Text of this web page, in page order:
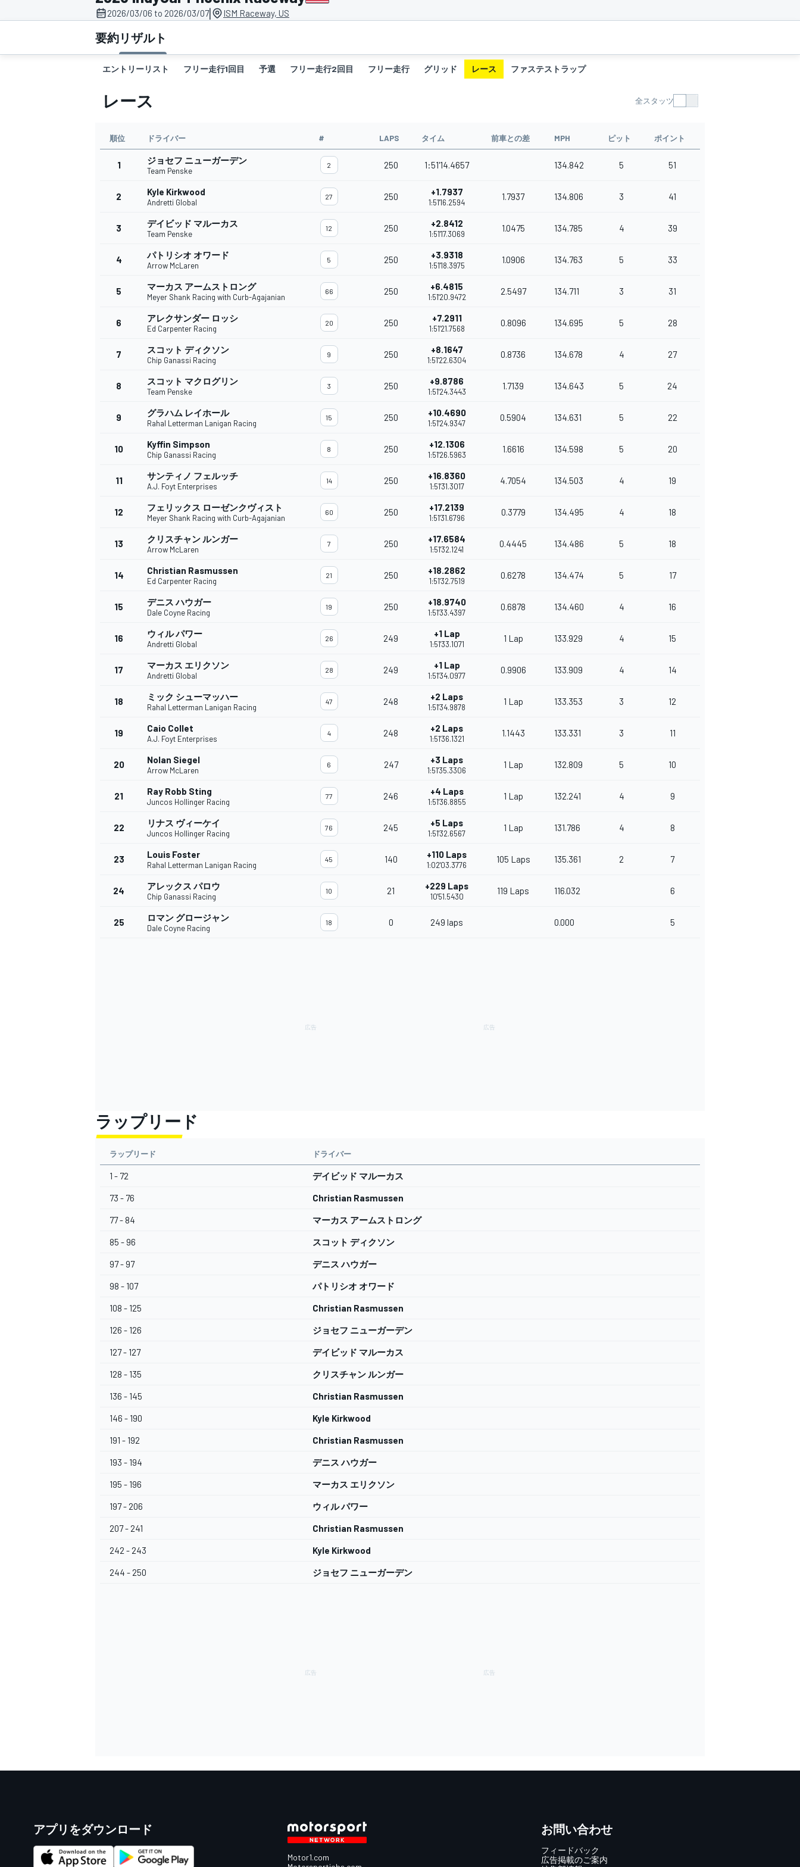
スーパーフォーミュラ
スーパーGT
フォーミュラE
2026/03/06 to 2026/03/07| ISM Raceway, US
要約リザルト
エントリーリスト フリー走行1回目 予選 フリー走行2回目 フリー走行 グリッド レース ファステストラップ
レース 全スタッツ
順位 ドライバー # LAPS タイム 前車との差 MPH ピット ポイント
1 ジョセフ ニューガーデン
Team Penske
2 250 1:51'14.4657 134.842 5 51
2 Kyle Kirkwood
Andretti Global
27 250 +1.7937
1:51'16.2594
1.7937 134.806 3 41
3 デイビッド マルーカス
Team Penske
12 250 +2.8412
1:51'17.3069
1.0475 134.785 4 39
4 パトリシオ オワード
Arrow McLaren
5 250 +3.9318
1:51'18.3975
1.0906 134.763 5 33
5 マーカス アームストロング
Meyer Shank Racing with Curb-Agajanian
66 250 +6.4815
1:51'20.9472
2.5497 134.711 3 31
6 アレクサンダー ロッシ
Ed Carpenter Racing
20 250 +7.2911
1:51'21.7568
0.8096 134.695 5 28
7 スコット ディクソン
Chip Ganassi Racing
9 250 +8.1647
1:51'22.6304
0.8736 134.678 4 27
8 スコット マクログリン
Team Penske
3 250 +9.8786
1:51'24.3443
1.7139 134.643 5 24
9 グラハム レイホール
Rahal Letterman Lanigan Racing
15 250 +10.4690
1:51'24.9347
0.5904 134.631 5 22
10 Kyffin Simpson
Chip Ganassi Racing
8 250 +12.1306
1:51'26.5963
1.6616 134.598 5 20
11 サンティノ フェルッチ
A.J. Foyt Enterprises
14 250 +16.8360
1:51'31.3017
4.7054 134.503 4 19
12 フェリックス ローゼンクヴィスト
Meyer Shank Racing with Curb-Agajanian
60 250 +17.2139
1:51'31.6796
0.3779 134.495 4 18
13 クリスチャン ルンガー
Arrow McLaren
7 250 +17.6584
1:51'32.1241
0.4445 134.486 5 18
14 Christian Rasmussen
Ed Carpenter Racing
21 250 +18.2862
1:51'32.7519
0.6278 134.474 5 17
15 デニス ハウガー
Dale Coyne Racing
19 250 +18.9740
1:51'33.4397
0.6878 134.460 4 16
16 ウィル パワー
Andretti Global
26 249 +1 Lap
1:51'33.1071
1 Lap 133.929 4 15
17 マーカス エリクソン
Andretti Global
28 249 +1 Lap
1:51'34.0977
0.9906 133.909 4 14
18 ミック シューマッハー
Rahal Letterman Lanigan Racing
47 248 +2 Laps
1:51'34.9878
1 Lap 133.353 3 12
19 Caio Collet
A.J. Foyt Enterprises
4 248 +2 Laps
1:51'36.1321
1.1443 133.331 3 11
20 Nolan Siegel
Arrow McLaren
6 247 +3 Laps
1:51'35.3306
1 Lap 132.809 5 10
21 Ray Robb Sting
Juncos Hollinger Racing
77 246 +4 Laps
1:51'36.8855
1 Lap 132.241 4 9
22 リナス ヴィーケイ
Juncos Hollinger Racing
76 245 +5 Laps
1:51'32.6567
1 Lap 131.786 4 8
23 Louis Foster
Rahal Letterman Lanigan Racing
45 140 +110 Laps
1:02'03.3776
105 Laps 135.361 2 7
24 アレックス パロウ
Chip Ganassi Racing
10 21 +229 Laps
10'51.5430
119 Laps 116.032 6
25 ロマン グロージャン
Dale Coyne Racing
18 0 249 laps 0.000 5
ラップリード
ラップリード ドライバー
1 - 72 デイビッド マルーカス
73 - 76 Christian Rasmussen
77 - 84 マーカス アームストロング
85 - 96 スコット ディクソン
97 - 97 デニス ハウガー
98 - 107 パトリシオ オワード
108 - 125 Christian Rasmussen
126 - 126 ジョセフ ニューガーデン
127 - 127 デイビッド マルーカス
128 - 135 クリスチャン ルンガー
136 - 145 Christian Rasmussen
146 - 190 Kyle Kirkwood
191 - 192 Christian Rasmussen
193 - 194 デニス ハウガー
195 - 196 マーカス エリクソン
197 - 206 ウィル パワー
207 - 241 Christian Rasmussen
242 - 243 Kyle Kirkwood
244 - 250 ジョセフ ニューガーデン
アプリをダウンロード
Motor1.com
お問い合わせ
フィードバック
広告掲載のご案内